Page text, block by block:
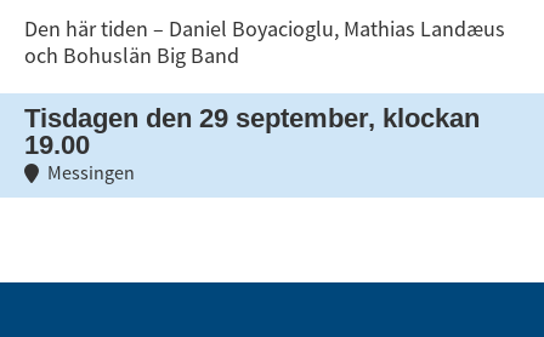
Den här tiden – Daniel Boyacioglu, Mathias Landæus
och Bohuslän Big Band
Tisdagen den 29 september, klockan
19.00
Messingen